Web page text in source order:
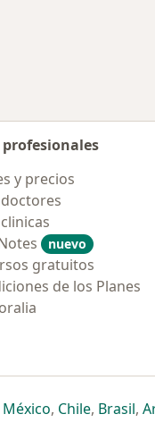
profesionales
y precios
nuevo
gratuitos
de los Planes
pestaña
una nueva pestaña
abre en una nueva
Méxicose abre en una
, Chilese abre
, Brasilse
,